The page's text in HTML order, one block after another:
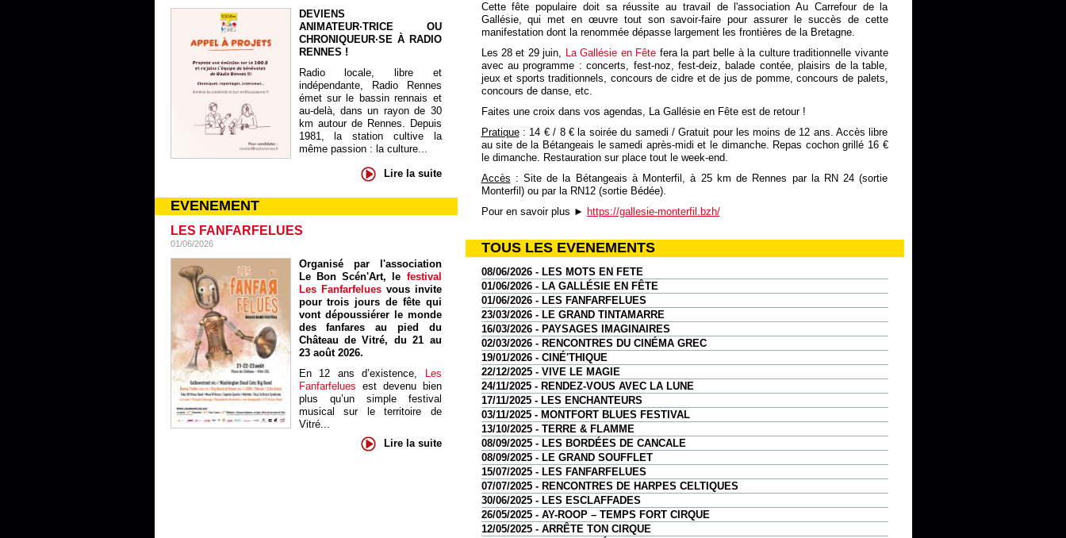
DEVIENS
ANIMATEUR·TRICE OU
CHRONIQUEUR·SE À RADIO
RENNES !
Radio locale, libre et
indépendante, Radio Rennes
émet sur le bassin rennais et
au-delà, dans un rayon de 30
km autour de Rennes. Depuis
1981, la station cultive la
même passion : la culture...
Lire la suite
EVENEMENT
LES FANFARFELUES
01/06/2026
Organisé par l'association
Le Bon Scén'Art, le festival
Les Fanfarfelues vous invite
pour trois jours de fête qui
vont dépoussiérer le monde
des fanfares au pied du
Château de Vitré, du 21 au
23 août 2026.
En 12 ans d’existence, Les
Fanfarfelues est devenu bien
plus qu’un simple festival
musical sur le territoire de
Vitré...
Lire la suite
Cette fête populaire doit sa réussite au travail de l'association Au Carrefour de la
Gallésie, qui met en œuvre tout son savoir-faire pour assurer le succès de cette
manifestation dont la renommée dépasse largement les frontières de la Bretagne.
Les 28 et 29 juin, La Gallésie en Fête fera la part belle à la culture traditionnelle vivante
avec au programme : concerts, fest-noz, fest-deiz, balade contée, plaisirs de la table,
jeux et sports traditionnels, concours de cidre et de jus de pomme, concours de palets,
concours de danse, etc.
Faites une croix dans vos agendas, La Gallésie en Fête est de retour !
Pratique: 14 € / 8 € la soirée du samedi / Gratuit pour les moins de 12 ans. Accès libre
au site de la Bétangeais le samedi après-midi et le dimanche. Repas cochon grillé 16 €
le dimanche. Restauration sur place tout le week-end.
Accès : Site de la Bétangeais à Monterfil, à 25 km de Rennes par la RN 24 (sortie
Monterfil) ou par la RN12 (sortie Bédée).
Pour en savoir plus ► https://gallesie-monterfil.bzh/
TOUS LES EVENEMENTS
08/06/2026 - LES MOTS EN FETE
01/06/2026 - LA GALLÉSIE EN FÊTE
01/06/2026 - LES FANFARFELUES
23/03/2026 - LE GRAND TINTAMARRE
16/03/2026 - PAYSAGES IMAGINAIRES
02/03/2026 - RENCONTRES DU CINÉMA GREC
19/01/2026 - CINÉ'THIQUE
22/12/2025 - VIVE LE MAGIE
24/11/2025 - RENDEZ-VOUS AVEC LA LUNE
17/11/2025 - LES ENCHANTEURS
03/11/2025 - MONTFORT BLUES FESTIVAL
13/10/2025 - TERRE & FLAMME
08/09/2025 - LES BORDÉES DE CANCALE
08/09/2025 - LE GRAND SOUFFLET
15/07/2025 - LES FANFARFELUES
07/07/2025 - RENCONTRES DE HARPES CELTIQUES
30/06/2025 - LES ESCLAFFADES
26/05/2025 - AY-ROOP – TEMPS FORT CIRQUE
12/05/2025 - ARRÊTE TON CIRQUE